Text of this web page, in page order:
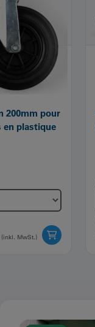
200mm pour
en plastique
(inkl. MwSt.)